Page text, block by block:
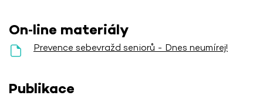
On‑line materiály
Prevence sebevražd seniorů - Dnes neumírej!
Publikace